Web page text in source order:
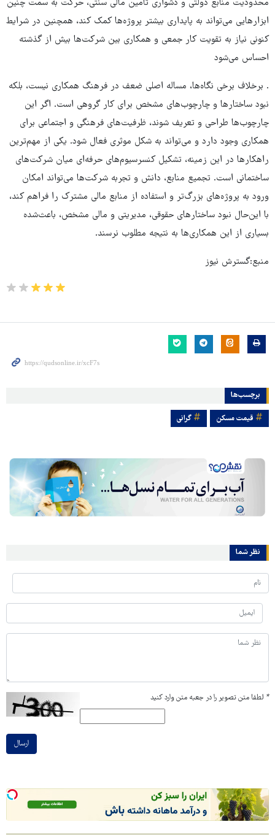
محدودیت منابع دولتی و دشواری تامین مالی سنتی، حرکت به سمت چنین
ابزارهایی می‌تواند به پایداری بیشتر پروژه‌ها کمک کند، همچنین در شرایط
کنونی نیاز به تقویت کار جمعی و همکاری بین شرکت‌ها بیش از گذشته
احساس می‌شود
. برخلاف برخی نگاه‌ها، مساله اصلی ضعف در فرهنگ همکاری نیست، بلکه
نبود ساختارها و چارچوب‌های مشخص برای کار گروهی است. اگر این
چارچوب‌ها طراحی و تعریف شوند، ظرفیت‌های فرهنگی و اجتماعی برای
همکاری وجود دارد و می‌تواند به شکل موثری فعال شود. یکی از مهم‌ترین
راهکارها در این زمینه، تشکیل کنسرسیوم‌های حرفه‌ای میان شرکت‌های
ساختمانی است. تجمیع منابع، دانش و تجربه شرکت‌ها می‌تواند امکان
ورود به پروژه‌های بزرگ‌تر و استفاده از منابع مالی مشترک را فراهم کند،
با این‌حال نبود ساختارهای حقوقی، مدیریتی و مالی مشخص، باعث‌شده
بسیاری از این همکاری‌ها به نتیجه مطلوب نرسند.
منبع:گسترش نیوز
برچسب‌ها
قیمت مسکن گرانی
نظر شما
* لطفا متن تصویر را در جعبه متن وارد کنید
ارسال